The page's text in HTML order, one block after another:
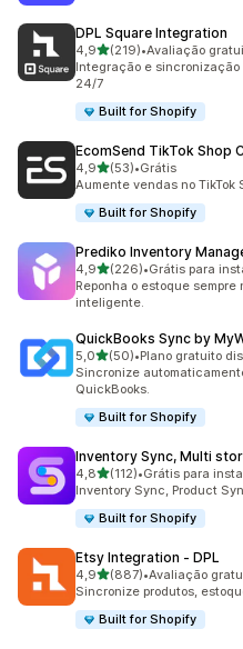
DPL Square Integration
4,9de 5 estrelas
(219)
219 avaliações ao todo
•Avaliação
Integração e sincronização
24/7
Built for Shopify
EcomSend TikTok Shop
4,9de 5 estrelas
(53)
53 avaliações ao todo
•Grátis
Aumente vendas no TikTok
Built for Shopify
Prediko Inventory
4,9de 5 estrelas
(226)
226 avaliações ao todo
•Grátis para
Reponha o estoque
inteligente.
QuickBooks Sync by
5,0de 5 estrelas
(50)
50 avaliações ao todo
•Plano gratuito
Sincronize
QuickBooks.
Built for Shopify
Inventory Sync, Multi
4,8de 5 estrelas
(112)
112 avaliações ao todo
•Grátis para
Inventory Sync, Product
Built for Shopify
Etsy Integration ‑ DPL
4,9de 5 estrelas
(887)
887 avaliações ao todo
•Avaliação
Sincronize produtos,
Built for Shopify